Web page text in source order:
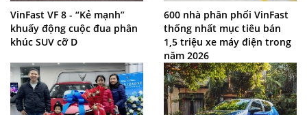
VinFast VF 8 - “Kẻ mạnh”
khuấy động cuộc đua phân
khúc SUV cỡ D
600 nhà phân phối VinFast
thống nhất mục tiêu bán
1,5 triệu xe máy điện trong
năm 2026